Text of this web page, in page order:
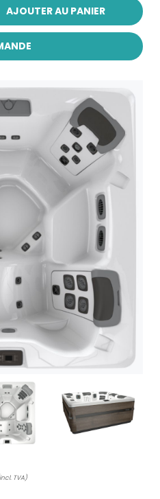
AJOUTER AU PANIER
TVA)